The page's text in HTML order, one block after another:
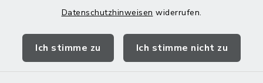
Datenschutzhinweisen widerrufen.
Ich stimme zu Ich stimme nicht zu
Landratsamt Mühldorf